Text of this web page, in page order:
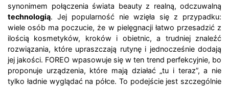
synonimem połączenia świata beauty z realną, odczuwalną
technologią. Jej popularność nie wzięła się z przypadku:
wiele osób ma poczucie, że w pielęgnacji łatwo przesadzić z
ilością kosmetyków, kroków i obietnic, a trudniej znaleźć
rozwiązania, które upraszczają rutynę i jednocześnie dodają
jej jakości. FOREO wpasowuje się w ten trend perfekcyjnie, bo
proponuje urządzenia, które mają działać „tu i teraz”, a nie
tylko ładnie wyglądać na półce. To podejście jest szczególnie